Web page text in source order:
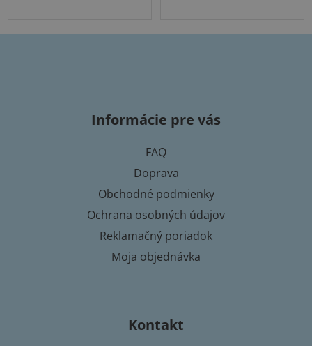
Informácie pre vás
FAQ
Doprava
Obchodné podmienky
Ochrana osobných údajov
Reklamačný poriadok
Moja objednávka
Kontakt